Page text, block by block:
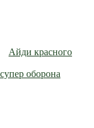
Айди красного
оборона